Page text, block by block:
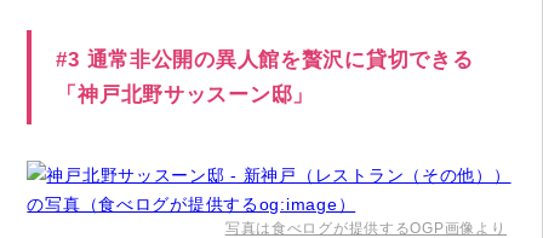
#3 通常非公開の異人館を贅沢に貸切できる
「神戸北野サッスーン邸」
写真は食べログが提供するOGP画像より